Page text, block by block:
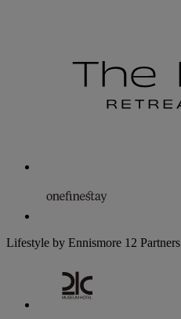
Lifestyle by Ennismore 12 Partners